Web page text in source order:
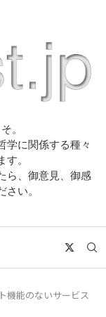
。
学に関係する種々
。
ら、御意見、御感
い。
機能のないサービス